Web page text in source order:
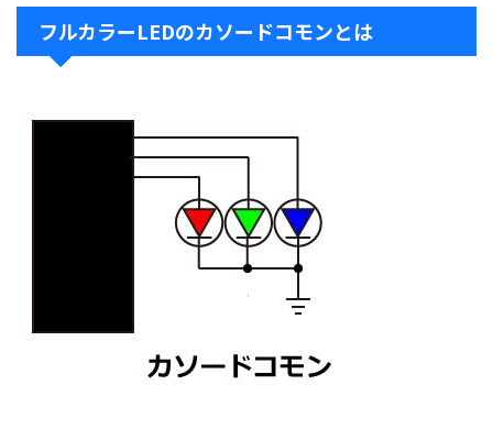
フルカラーLEDのカソードコモンとは